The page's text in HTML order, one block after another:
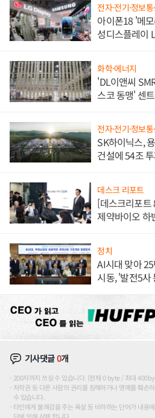
전자·전기·정보통
아이폰18 '메
성디스플레이
화학·에너지
'DL이앤씨
스코 동맹' 센
전자·전기·정보통
SK하이닉스,
건설에 54조
데스크 리포트
[데스크리포트
제약바이오 하
정치
AI시대 맞아
시동, '발전5사
기사댓글0개
200자까지 쓰실 수 있습니다. (현재 0 byte / 최대
저작권 등 다른 사람의 권리를 침해하거나 명예를 훼손
수 있습니다.
타인에게 불쾌감을 주는 욕설 등 비하하는 단어가 내용